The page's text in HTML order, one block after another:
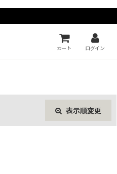
カート ログイン
表示順変更